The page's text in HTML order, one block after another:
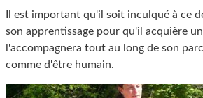
Il est important qu'il soit inculqué à ce
son apprentissage pour qu'il acquière
l'accompagnera tout au long de son
comme d'être humain.